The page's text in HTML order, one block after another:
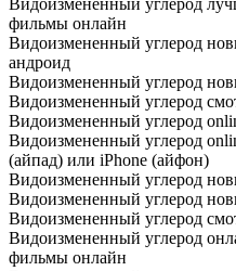
фильмы онлайн
Видоизмененный углерод
андроид
Видоизмененный углерод
Видоизмененный углерод
Видоизмененный углерод
Видоизмененный углерод
(айпад) или iPhone (айфон)
Видоизмененный углерод
Видоизмененный углерод
Видоизмененный углерод
Видоизмененный углерод
фильмы онлайн